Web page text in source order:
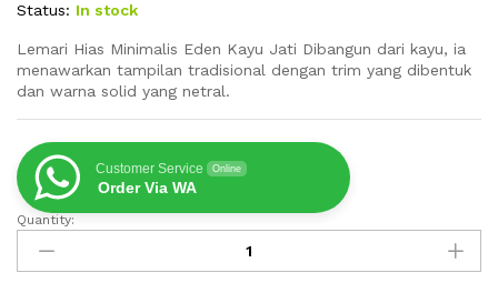
Status: In stock
Lemari Hias Minimalis Eden Kayu Jati Dibangun dari kayu, ia
menawarkan tampilan tradisional dengan trim yang dibentuk
dan warna solid yang netral.
Customer Service Online
Order Via WA
Lemari
Hias
Minimalis
Quantity: